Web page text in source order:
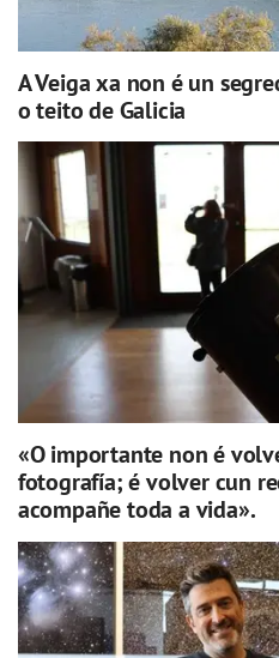
A Veiga xa non é un
o teito de Galicia
«O importante non é
fotografía; é volver cun
acompañe toda a vida».